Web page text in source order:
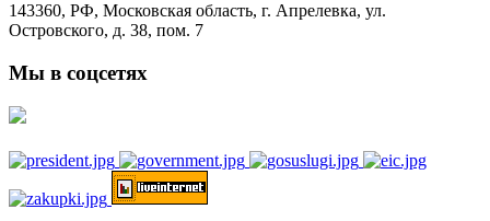
143360, РФ, Московская область, г. Апрелевка, ул.
Островского, д. 38, пом. 7
Мы в соцсетях